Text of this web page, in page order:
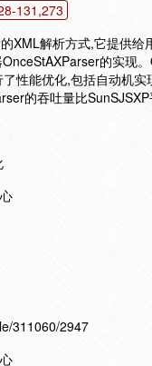
131,273
XML解析方式,它提供
的实现
性能优化,包括自动机
的吞吐量比SunSJSXP
311060/2947